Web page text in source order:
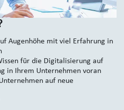
Augenhöhe mit viel Erfahrung in
für die Digitalisierung auf
in Ihrem Unternehmen voran
auf neue